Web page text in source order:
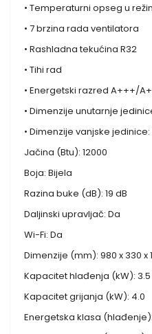
• Temperaturni opseg u
• 7 brzina rada ventilatora
• Rashladna tekućina R32
• Tihi rad
• Energetski razred A+++/
• Dimenzije unutarnje
• Dimenzije vanjske jedinice:
Jačina (Btu): 12000
Boja: Bijela
Razina buke (dB): 19 dB
Daljinski upravljač: Da
Wi-Fi: Da
Dimenzije (mm): 980 x 330 x
Kapacitet hlađenja (kW): 3.5
Kapacitet grijanja (kW): 4.0
Energetska klasa